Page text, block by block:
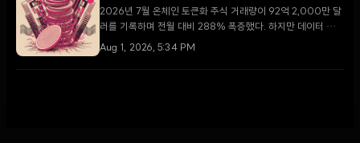
2026년 7월 온체인 토큰화 주식 거래량이 92억 2,000만 달
러를 기록하며 전월 대비 288% 폭증했다. 하지만 데이터 분석
결과, 이러한 성장은 특정 자산인 QQQB에 편중되어 있으며
Aug 1, 2026, 5:34 PM